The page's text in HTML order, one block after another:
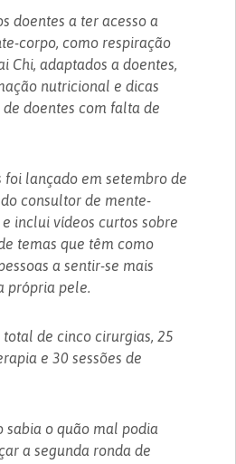
doentes a ter acesso a
corpo, como respiração
Chi, adaptados a doentes,
nutricional e dicas
doentes com falta de
foi lançado em setembro de
consultor de mente-
inclui vídeos curtos sobre
temas que têm como
a sentir-se mais
própria pele.
de cinco cirurgias, 25
e 30 sessões de
sabia o quão mal podia
a segunda ronda de